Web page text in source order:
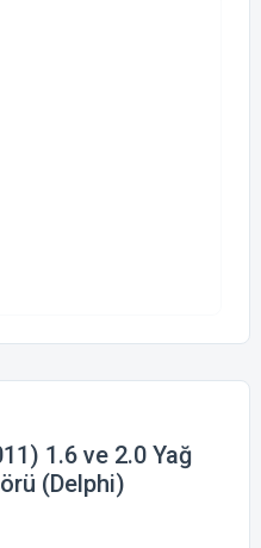
1.6 ve 2.0 Yağ
(Delphi)